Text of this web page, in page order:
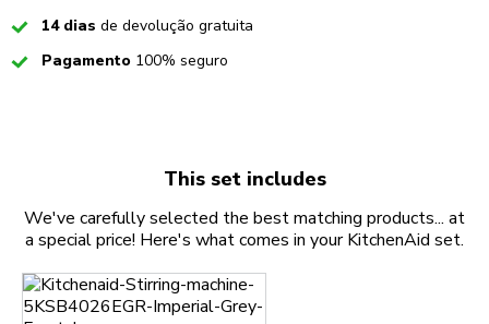
Checked
14 dias de devolução gratuita
CheckedPagamento 100% seguro
This set includes
We've carefully selected the best matching products... at
a special price! Here's what comes in your KitchenAid set.